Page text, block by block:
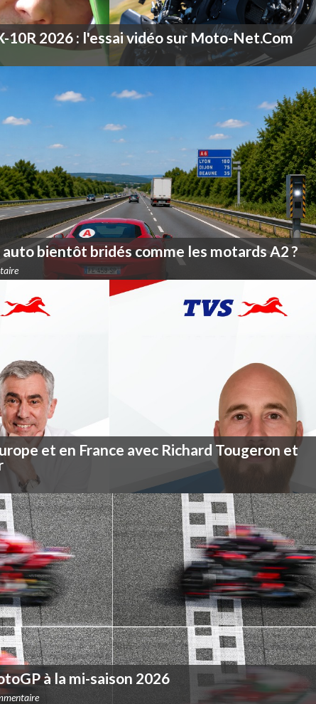
10R2026 : l'essaividéosur Moto-Net.Com
auto bientôt bridéscomme les motardsA2?
et en France avec Richard Tougeron et
à la mi-saison 2026